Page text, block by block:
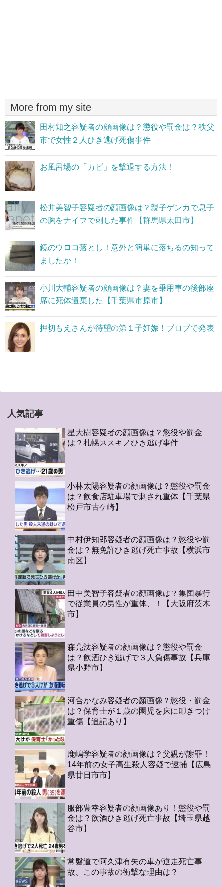
More from my site
田村知之容疑者の顔画像は？懲役や罰金は？秩父
市で女性２人ひき逃げ死傷事件
お風呂場の「カビ」を撃退する方法！
松井美智子容疑者の顔画像は？親子ゲンカで息子
の胸をナイフで刺した事件【群馬県太田市】
鏡のウロコ落とし！意外と簡単に落ちるの知って
ましたか！
小川大輔容疑者の顔画像は？妻を乗用車の後部座
席に死体遺棄した【千葉県市原市】
押切もえさんが待望の第１子妊娠！ブロブで発表
人気記事
星大樹容疑者の顔画像は？懲役や罰金
は？札幌ススキノひき逃げ事件
小林太陽容疑者の顔画像は？懲役や罰金
は？飲食店駐車場で刺され重体【千葉県
松戸市古ケ崎】
中村伊知郎容疑者の顔画像は？懲役や罰
金は？無免許ひき逃げ死亡事故【横浜市
南区】
田中美智子容疑者の顔画像は？集団暴行
で従業員の男性が重体、！【大阪府茨木
市】
森亮汰容疑者の顔画像は？懲役や罰金
は？飲酒ひき逃げで３人負傷事故【兵庫
県小野市】
河合かなみ容疑者の顏画像？懲役・罰金
は？保育士が１歳の園児を床に叩きつけ
重傷【追記あり】
鹿嶋学容疑者の顔画像は？父親が謝罪！
14年前の女子高生殺人容疑で逮捕【広島
県廿日市市】
服部豊幸容疑者の顔画像あり！懲役や罰
金は？飲酒ひき逃げ死亡事故【埼玉県越
谷市】
常磐道で阿久津有矢の車が逆走死亡事
故、この事故の衝撃な理由は？